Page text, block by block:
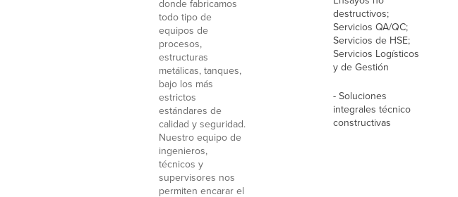
donde fabricamos
todo tipo de
equipos de
procesos,
estructuras
metálicas, tanques,
bajo los más
estrictos
estándares de
calidad y seguridad.
Nuestro equipo de
ingenieros,
técnicos y
supervisores nos
permiten encarar el
destructivos;
Servicios QA/QC;
Servicios de HSE;
Servicios Logísticos
y de Gestión
- Soluciones
integrales técnico
constructivas